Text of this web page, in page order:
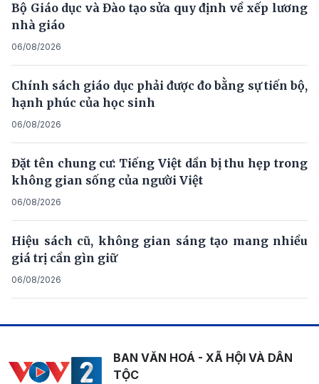
Bộ Giáo dục và Đào tạo sửa quy định về xếp lương
nhà giáo
06/08/2026
Chính sách giáo dục phải được đo bằng sự tiến bộ,
hạnh phúc của học sinh
06/08/2026
Đặt tên chung cư: Tiếng Việt dần bị thu hẹp trong
không gian sống của người Việt
06/08/2026
Hiệu sách cũ, không gian sáng tạo mang nhiều
giá trị cần gìn giữ
06/08/2026
BAN VĂN HOÁ - XÃ HỘI VÀ DÂN
TỘC